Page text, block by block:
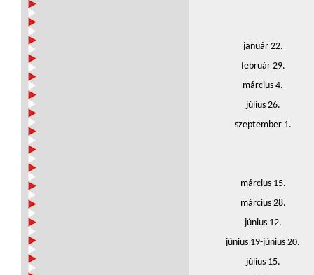
január 22.
február 29.
március 4.
július 26.
szeptember 1.
március 15.
március 28.
június 12.
június 19-június 20.
július 15.